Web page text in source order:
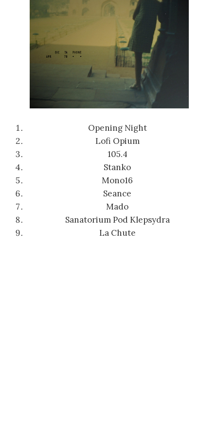
Opening Night
Lofi Opium
105.4
Stanko
Mono16
Seance
Mado
Sanatorium Pod Klepsydra
La Chute